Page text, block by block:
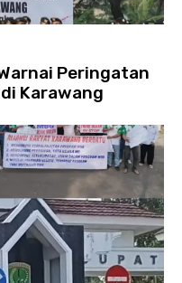
Peringatan
Karawang